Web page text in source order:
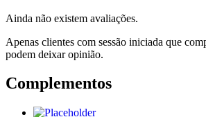
RESTRICTED
CLASS
3.
FOR
SPECIALIZED
PARTNERS
Ainda não existem avaliações.
Apenas clientes com sessão iniciada que
podem deixar opinião.
Complementos